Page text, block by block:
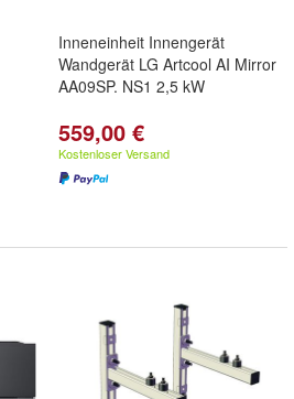
Inneneinheit Innengerät
Wandgerät LG Artcool AI Mirror
AA09SP. NS1 2,5 kW
559,00 €
Kostenloser Versand